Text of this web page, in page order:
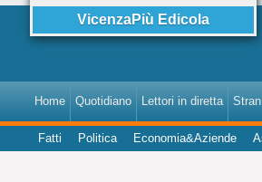
VicenzaPiù Edicola
Home Quotidiano Lettori in diretta
Fatti Politica Economia&Aziende